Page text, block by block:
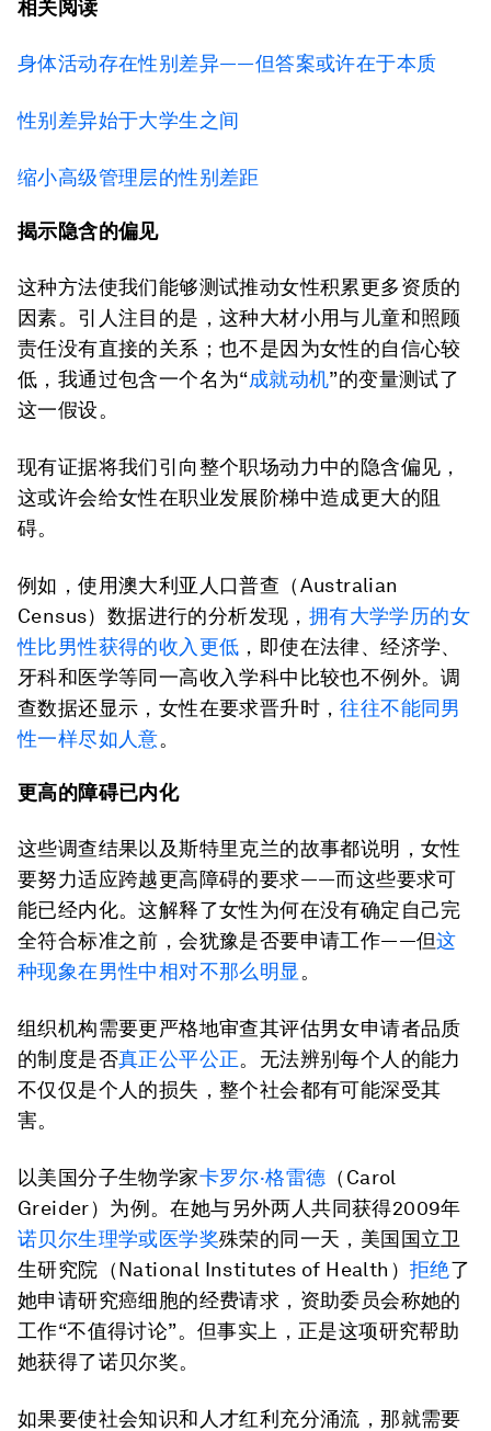
相关阅读
身体活动存在性别差异——但答案或许在于本质
性别差异始于大学生之间
缩小高级管理层的性别差距
揭示隐含的偏见
这种方法使我们能够测试推动女性积累更多资质的
因素。引人注目的是，这种大材小用与儿童和照顾
责任没有直接的关系；也不是因为女性的自信心较
低，我通过包含一个名为“成就动机”的变量测试了
这一假设。
现有证据将我们引向整个职场动力中的隐含偏见，
这或许会给女性在职业发展阶梯中造成更大的阻
碍。
例如，使用澳大利亚人口普查（Australian
Census）数据进行的分析发现， 拥有大学学历的女
性比男性获得的收入更低 ，即使在法律、经济学、
牙科和医学等同一高收入学科中比较也不例外。调
查数据还显示，女性在要求晋升时，往往不能同男
性一样尽如人意。
更高的障碍已内化
这些调查结果以及斯特里克兰的故事都说明，女性
要努力适应跨越更高障碍的要求——而这些要求可
能已经内化。这解释了女性为何在没有确定自己完
全符合标准之前，会犹豫是否要申请工作——但这
种现象在男性中相对不那么明显 。
组织机构需要更严格地审查其评估男女申请者品质
的制度是否真正公平公正。无法辨别每个人的能力
不仅仅是个人的损失，整个社会都有可能深受其
害。
以美国分子生物学家卡罗尔·格雷德 （Carol
Greider）为例。在她与另外两人共同获得2009年
诺贝尔生理学或医学奖殊荣的同一天，美国国立卫
生研究院（National Institutes of Health） 拒绝了
她申请研究癌细胞的经费请求，资助委员会称她的
工作“不值得讨论”。但事实上，正是这项研究帮助
她获得了诺贝尔奖。
如果要使社会知识和人才红利充分涌流，那就需要